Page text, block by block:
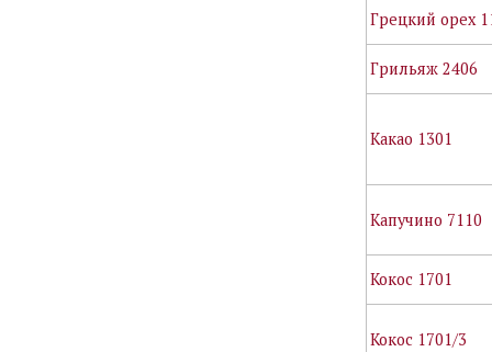
Грецкий орех
Грильяж 2406
Какао 1301
Капучино 7110
Кокос 1701
Кокос 1701/3